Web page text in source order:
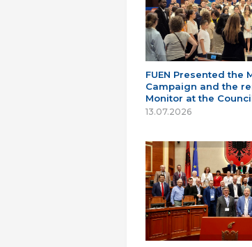
FUEN Presented the
Campaign and the
Monitor at the
13.07.2026